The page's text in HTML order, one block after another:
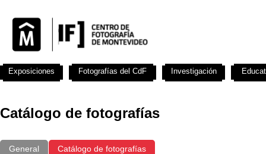
Catálogo de fotografías
General Catálogo de fotografías
Exposiciones Fotografías del CdF Investigación